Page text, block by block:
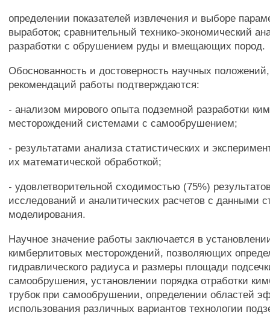
определении показателей извлечения и выборе
выработок; сравнительный технико-экономический
разработки с обрушением руды и вмещающих пород.
Обоснованность и достоверность научных
рекомендаций работы подтверждаются:
- анализом мирового опыта подземной разработки
месторождений системами с самообрушением;
- результатами анализа статистических и
их математической обработкой;
- удовлетворительной сходимостью (75%)
исследований и аналитических расчетов с данными
моделирования.
Научное значение работы заключается в
кимберлитовых месторождений, позволяющих
гидравлического радиуса и размеры площади
самообрушения, установлении порядка отработки
трубок при самообрушении, определении областей
использования различных вариантов технологии